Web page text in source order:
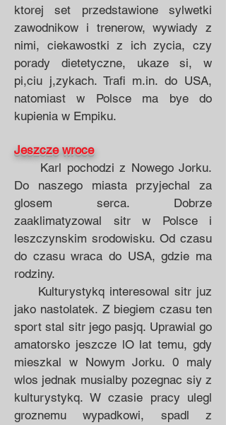
ktorej set przedstawione syl­wetki
zawodnikow i trenerow, wywiady z
nimi, cie­kawostki z ich zycia, czy
porady dietetyczne, ukaze si, w
pi,ciu j,zykach. Trafi m.in. do USA,
natomiast w Polsce ma bye do
kupienia w Empiku.
Jeszcze wroce
Karl pochodzi z Nowego Jorku.
Do na­szego miasta przyjechal za
glosem serca. Dobrze
zaaklimatyzowal sitr w Polsce i
leszczynskim srodowi­sku. Od czasu
do czasu wraca do USA, gdzie ma
rodziny.
Kulturystykq interesowal sitr juz
jako nastolatek. Z biegiem czasu ten
sport stal sitr jego pasjq. Upra­wial go
amatorsko jeszcze lO lat temu, gdy
mieszkal w Nowym Jorku. 0 maly
wlos jednak mu­sialby pozegnac siy z
kulturysty­kq. W czasie pracy ulegl
groznemu wypadkowi, spadl z